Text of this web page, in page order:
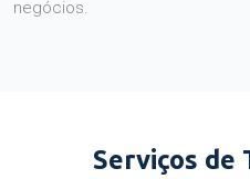
negócios.
Serviços de